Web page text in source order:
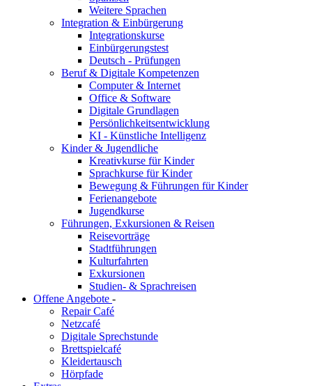
Weitere Sprachen
Integration & Einbürgerung
Integrationskurse
Einbürgerungstest
Deutsch - Prüfungen
Beruf & Digitale Kompetenzen
Computer & Internet
Office & Software
Digitale Grundlagen
Persönlichkeitsentwicklung
KI - Künstliche Intelligenz
Kinder & Jugendliche
Kreativkurse für Kinder
Sprachkurse für Kinder
Bewegung & Führungen für Kinder
Ferienangebote
Jugendkurse
Führungen, Exkursionen & Reisen
Reisevorträge
Stadtführungen
Kulturfahrten
Exkursionen
Studien- & Sprachreisen
Offene Angebote -
Repair Café
Netzcafé
Digitale Sprechstunde
Brettspielcafé
Kleidertausch
Hörpfade